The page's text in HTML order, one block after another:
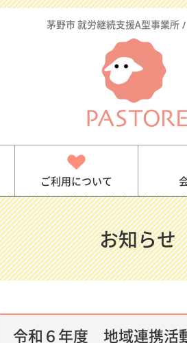
茅野市 就労継続支援A型事業所
業所パスト
ご利用について
お知らせ
令和６年度 地域連携活